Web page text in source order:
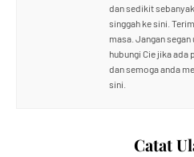
dan sedikit
singgah ke sini.
masa. Jangan
hubungi Cie jika ada
dan semoga anda
sini.
Catat